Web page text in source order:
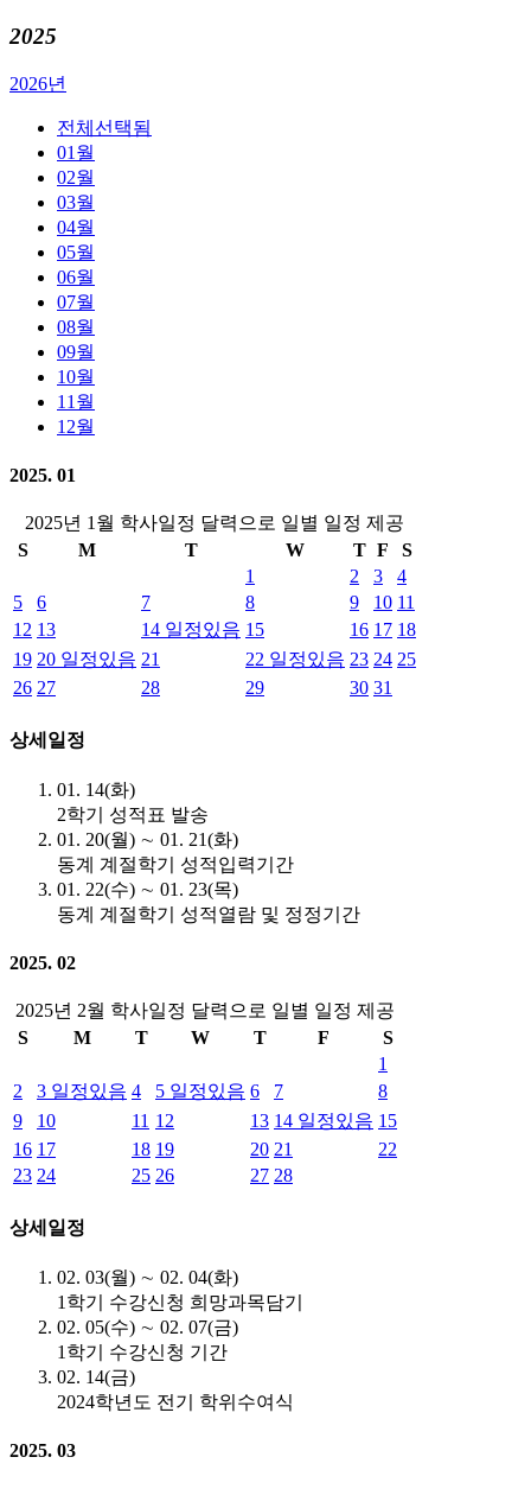
2025
2026년
전체 선택됨
01월
02월
03월
04월
05월
06월
07월
08월
09월
10월
11월
12월
2025. 01
2025년 1월 학사일정 달력으로 일별 일정 제공
S
M T W T F
S
1
2 3
4
5
6 7 8 9 10 11
12 13 14 일정있음 15 16 17 18
19 20 일정있음 21 22 일정있음 23 24 25
26 27 28 29 30 31
상세일정
01. 14(화)
2학기 성적표 발송
01. 20(월) ∼ 01. 21(화)
동계 계절학기 성적입력기간
01. 22(수) ∼ 01. 23(목)
동계 계절학기 성적열람 및 정정기간
2025. 02
2025년 2월 학사일정 달력으로 일별 일정 제공
S
M T W T F
S
1
2
3 일정있음 4 5 일정있음 6 7
8
9
10 11 12 13 14 일정있음 15
16 17 18 19 20 21
22
23 24 25 26 27 28
상세일정
02. 03(월) ∼ 02. 04(화)
1학기 수강신청 희망과목담기
02. 05(수) ∼ 02. 07(금)
1학기 수강신청 기간
02. 14(금)
2024학년도 전기 학위수여식
2025. 03